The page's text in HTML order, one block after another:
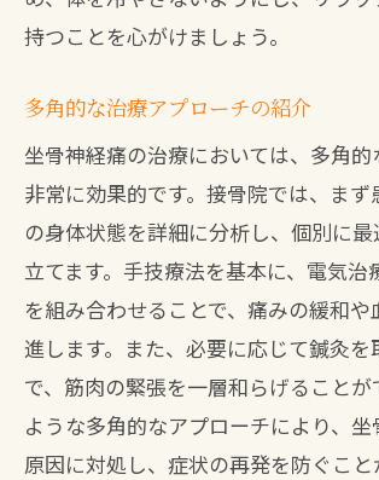
持つことを心がけましょう。
多角的な治療アプローチの紹介
坐骨神経痛の治療においては、多角
非常に効果的です。接骨院では、まず
の身体状態を詳細に分析し、個別に
立てます。手技療法を基本に、電気治
を組み合わせることで、痛みの緩和
進します。また、必要に応じて鍼灸を
で、筋肉の緊張を一層和らげることが
ような多角的なアプローチにより、
原因に対処し、症状の再発を防ぐこと